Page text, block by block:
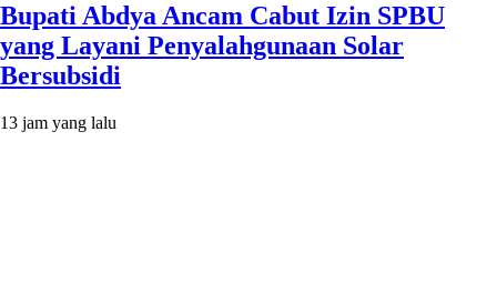
Bupati Abdya Ancam Cabut Izin SPBU
yang Layani Penyalahgunaan Solar
Bersubsidi
13 jam yang lalu